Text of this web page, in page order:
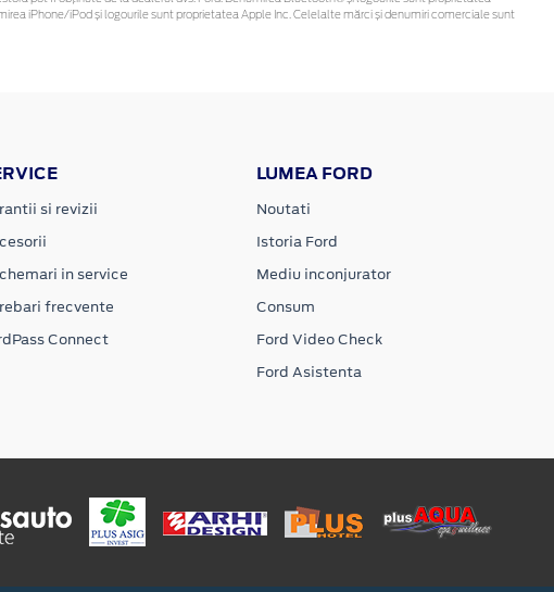
iPhone/iPod și logourile sunt proprietatea Apple Inc. Celelalte mărci și denumiri comerciale sunt
si revizii
in service
frecvente
Connect
LUMEA FORD
Noutati
Istoria Ford
Mediu inconjurator
Consum
Ford Video Check
Ford Asistenta